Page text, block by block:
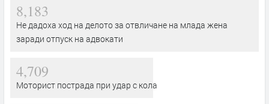
8,183
Не дадоха ход на делото за отвличане на млада жена
заради отпуск на адвокати
4,709
Моторист пострада при удар с кола